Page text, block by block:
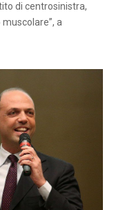
di centrosinistra,
a